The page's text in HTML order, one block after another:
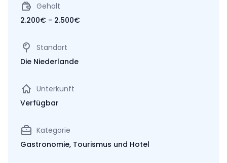
Gehalt
2.200€ - 2.500€
Standort
Die Niederlande
Unterkunft
Verfügbar
Kategorie
Gastronomie, Tourismus und Hotel